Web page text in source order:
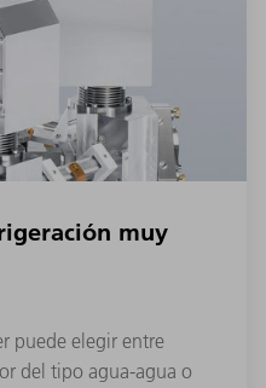
muy
puede elegir entre
del tipo agua-agua o